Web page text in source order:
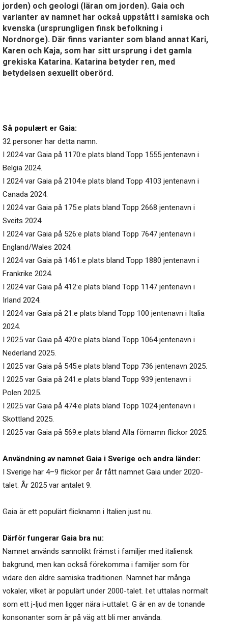
jorden) och geologi (läran om jorden). Gaia och
varianter av namnet har också uppstått i samiska och
kvenska (ursprungligen finsk befolkning i
Nordnorge). Där finns varianter som bland annat Kari,
Karen och Kaja, som har sitt ursprung i det gamla
grekiska Katarina. Katarina betyder ren, med
betydelsen sexuellt oberörd.
Så populært er Gaia:
32 personer har detta namn.
I 2024 var Gaia på 1170:e plats bland Topp 1555 jentenavn i
Belgia 2024.
I 2024 var Gaia på 2104:e plats bland Topp 4103 jentenavn i
Canada 2024.
I 2024 var Gaia på 175:e plats bland Topp 2668 jentenavn i
Sveits 2024.
I 2024 var Gaia på 526:e plats bland Topp 7647 jentenavn i
England/Wales 2024.
I 2024 var Gaia på 1461:e plats bland Topp 1880 jentenavn i
Frankrike 2024.
I 2024 var Gaia på 412:e plats bland Topp 1147 jentenavn i
Irland 2024.
I 2024 var Gaia på 21:e plats bland Topp 100 jentenavn i Italia
2024.
I 2025 var Gaia på 420:e plats bland Topp 1064 jentenavn i
Nederland 2025.
I 2025 var Gaia på 545:e plats bland Topp 736 jentenavn 2025.
I 2025 var Gaia på 241:e plats bland Topp 939 jentenavn i
Polen 2025.
I 2025 var Gaia på 474:e plats bland Topp 1024 jentenavn i
Skottland 2025.
I 2025 var Gaia på 569:e plats bland Alla förnamn flickor 2025.
Användning av namnet Gaia i Sverige och andra länder:
I Sverige har 4–9 flickor per år fått namnet Gaia under 2020-
talet. År 2025 var antalet 9.
Gaia är ett populärt flicknamn i Italien just nu.
Därför fungerar Gaia bra nu:
Namnet används sannolikt främst i familjer med italiensk
bakgrund, men kan också förekomma i familjer som för
vidare den äldre samiska traditionen. Namnet har många
vokaler, vilket är populärt under 2000-talet. I:et uttalas normalt
som ett j-ljud men ligger nära i-uttalet. G är en av de tonande
konsonanter som är på väg att bli mer använda.